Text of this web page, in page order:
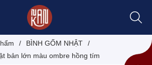
/ BÌNH GỐM NHẬT
/
bản lớn màu ombre hồng tím